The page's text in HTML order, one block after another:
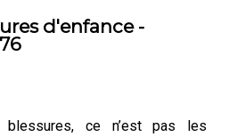
d'enfance -
ce n’est pas les